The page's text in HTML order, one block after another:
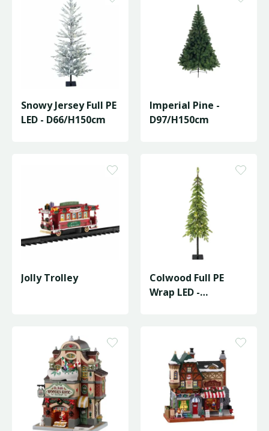
Snowy Jersey Full PE
LED - D66/H150cm
Imperial Pine -
D97/H150cm
Jolly Trolley
Colwood Full PE
Wrap LED -